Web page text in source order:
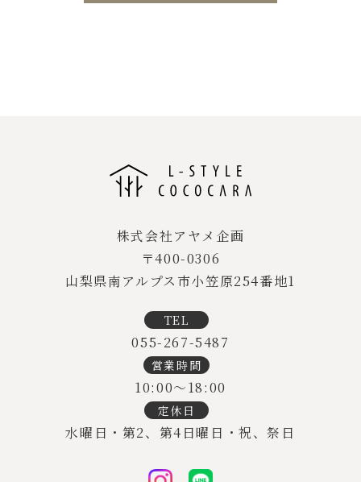
株式会社アヤメ企画
〒400-0306
山梨県南アルプス市小笠原254番地1
TEL
055-267-5487
営業時間
10:00～18:00
定休日
水曜日・第2、第4日曜日・祝、祭日